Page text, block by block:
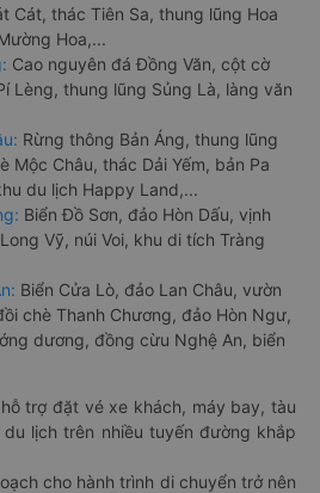
Cát, thác Tiên Sa, thung lũng Hoa
Hoa,...
Cao nguyên đá Đồng Văn, cột cờ
Lèng, thung lũng Sủng Là, làng văn
Rừng thông Bản Áng, thung lũng
Mộc Châu, thác Dải Yếm, bản Pa
du lịch Happy Land,...
Biển Đồ Sơn, đảo Hòn Dấu, vịnh
Vỹ, núi Voi, khu di tích Tràng
Biển Cửa Lò, đảo Lan Châu, vườn
chè Thanh Chương, đảo Hòn Ngư,
dương, đồng cừu Nghệ An, biển
trợ đặt vé xe khách, máy bay, tàu
lịch trên nhiều tuyến đường khắp
cho hành trình di chuyển trở nên